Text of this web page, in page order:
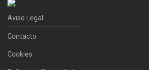
Aviso Legal
Contacto
Cookies